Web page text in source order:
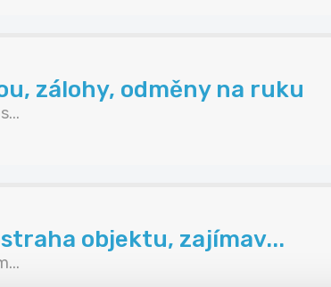
zálohy, odměny na ruku
objektu, zajímav...